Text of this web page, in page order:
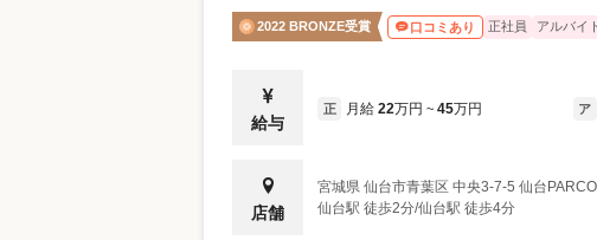
2022 BRONZE受賞 口コミあり 正社員 アルバイ
給与
正 月給 22万円 ~ 45万円 ア
店舗
宮城県 仙台市青葉区 中央3-7-5 仙台
仙台駅 徒歩2分/仙台駅 徒歩4分